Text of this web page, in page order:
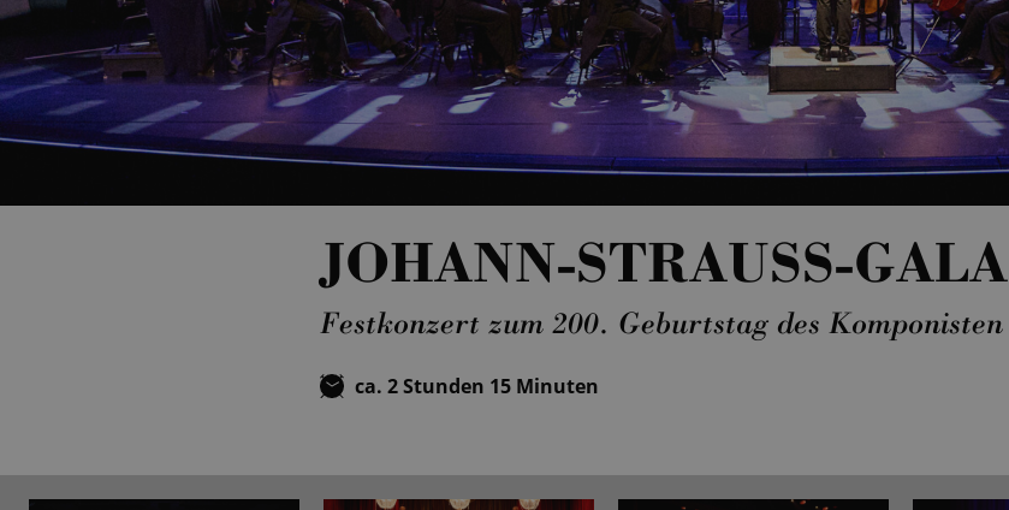
JOHANN-STRAUSS-GALA
Festkonzert zum 200. Geburtstag des Komponisten
ca. 2 Stunden 15 Minuten